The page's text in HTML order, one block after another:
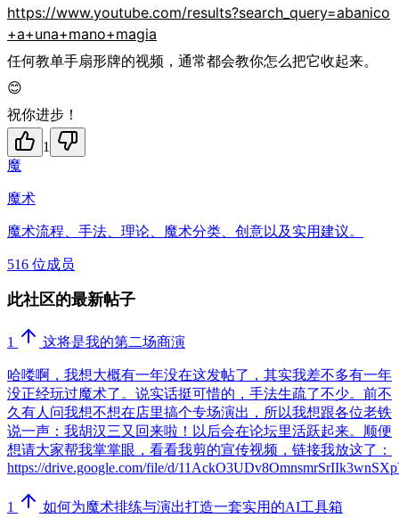
https://www.youtube.com/results?search_query=abanico
+a+una+mano+magia
任何教单手扇形牌的视频，通常都会教你怎么把它收起来。
😊
祝你进步！
1
魔
魔术
魔术流程、手法、理论、魔术分类、创意以及实用建议。
516 位成员
此社区的最新帖子
1 这将是我的第二场商演
哈喽啊，我想大概有一年没在这发帖了，其实我差不多有一年
没正经玩过魔术了。说实话挺可惜的，手法生疏了不少。前不
久有人问我想不想在店里搞个专场演出，所以我想跟各位老铁
说一声：我胡汉三又回来啦！以后会在论坛里活跃起来。顺便
想请大家帮我掌掌眼，看看我剪的宣传视频，链接我放这了：
https://drive.google.com/file/d/
1 如何为魔术排练与演出打造一套实用的AI工具箱